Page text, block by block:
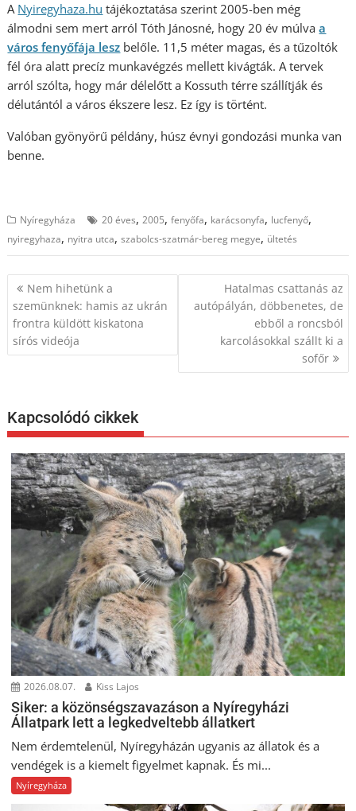
A Nyiregyhaza.hu tájékoztatása szerint 2005-ben még
álmodni sem mert arról Tóth Jánosné, hogy 20 év múlvaa
város fenyőfája lesz belőle. 11,5 méter magas, és a tűzoltók
fél óra alatt precíz munkavégzés mellett kivágták. A tervek
arról szólta, hogy már délelőtt a Kossuth térre szállítják és
délutántól a város ékszere lesz. Ez így is történt.
Valóban gyönyörű példány, húsz évnyi gondozási munka van
benne.
Nyíregyháza 20 éves,2005,fenyőfa, karácsonyfa, lucfenyő,
nyiregyhaza, nyitra utca,szabolcs-szatmár-bereg megye, ültetés
Bejegyzés
navigáció
Nem hihetünk a
szemünknek: hamis az ukrán
frontra küldött kiskatona
sírós videója
Hatalmas csattanás az
autópályán, döbbenetes, de
ebből a roncsból
karcolásokkal szállt ki a
sofőr
Kapcsolódó cikkek
2026.08.07. Kiss Lajos
Siker: a közönségszavazáson a Nyíregyházi
Állatpark lett a legkedveltebb állatkert
Nem érdemtelenül, Nyíregyházán ugyanis az állatok és a
vendégek is a kiemelt figyelmet kapnak. És mi...
Nyíregyháza